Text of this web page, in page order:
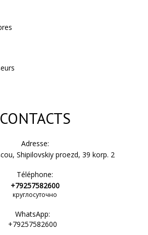
CONTACTS
Adresse:
Shipilovskiy proezd, 39 korp. 2
Téléphone:
+79257582600
круглосуточно
WhatsApp:
+79257582600